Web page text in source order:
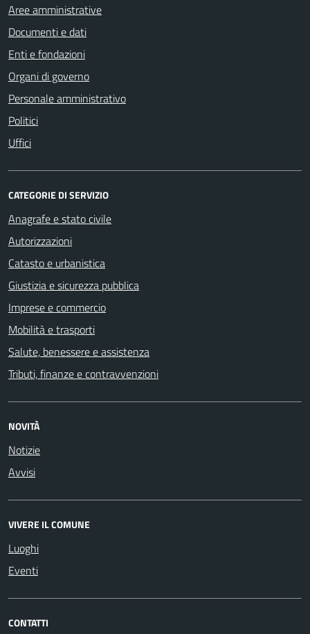
Aree amministrative
Documenti e dati
Enti e fondazioni
Organi di governo
Personale amministrativo
Politici
Uffici
CATEGORIE DI SERVIZIO
Anagrafe e stato civile
Autorizzazioni
Catasto e urbanistica
Giustizia e sicurezza pubblica
Imprese e commercio
Mobilità e trasporti
Salute, benessere e assistenza
Tributi, finanze e contravvenzioni
NOVITÀ
Notizie
Avvisi
VIVERE IL COMUNE
Luoghi
Eventi
CONTATTI